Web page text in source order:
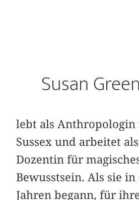
Susan
lebt als Anthropologin
Sussex und arbeitet
Dozentin für
Bewusstsein. Als sie in
Jahren begann, für